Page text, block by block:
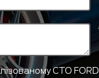
СТО FORD